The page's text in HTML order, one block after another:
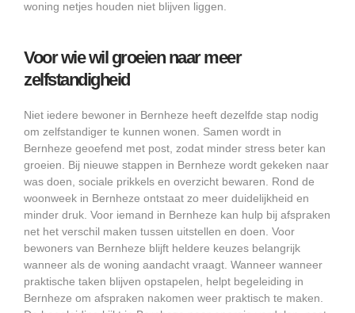
woning netjes houden niet blijven liggen.
Voor wie wil groeien naar meer
zelfstandigheid
Niet iedere bewoner in Bernheze heeft dezelfde stap nodig
om zelfstandiger te kunnen wonen. Samen wordt in
Bernheze geoefend met post, zodat minder stress beter kan
groeien. Bij nieuwe stappen in Bernheze wordt gekeken naar
was doen, sociale prikkels en overzicht bewaren. Rond de
woonweek in Bernheze ontstaat zo meer duidelijkheid en
minder druk. Voor iemand in Bernheze kan hulp bij afspraken
net het verschil maken tussen uitstellen en doen. Voor
bewoners van Bernheze blijft heldere keuzes belangrijk
wanneer als de woning aandacht vraagt. Wanneer wanneer
praktische taken blijven opstapelen, helpt begeleiding in
Bernheze om afspraken nakomen weer praktisch te maken.